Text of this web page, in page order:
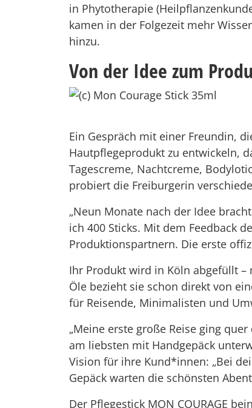
in Phytotherapie
kamen in der Folgezeit mehr
hinzu.
Von der Idee zum
Ein Gespräch mit einer Freundin,
Hautpflegeprodukt zu entwickeln,
Tagescreme, Nachtcreme,
probiert die Freiburgerin
„Neun Monate nach der Idee
ich 400 Sticks. Mit dem Feedback
Produktionspartnern. Die erste
Ihr Produkt wird in Köln abgefüllt
Öle bezieht sie schon direkt von
für Reisende, Minimalisten und
„Meine erste große Reise ging
am liebsten mit Handgepäck
Vision für ihre Kund*innen: „Bei
Gepäck warten die schönsten
Der Pflegestick MON COURAGE